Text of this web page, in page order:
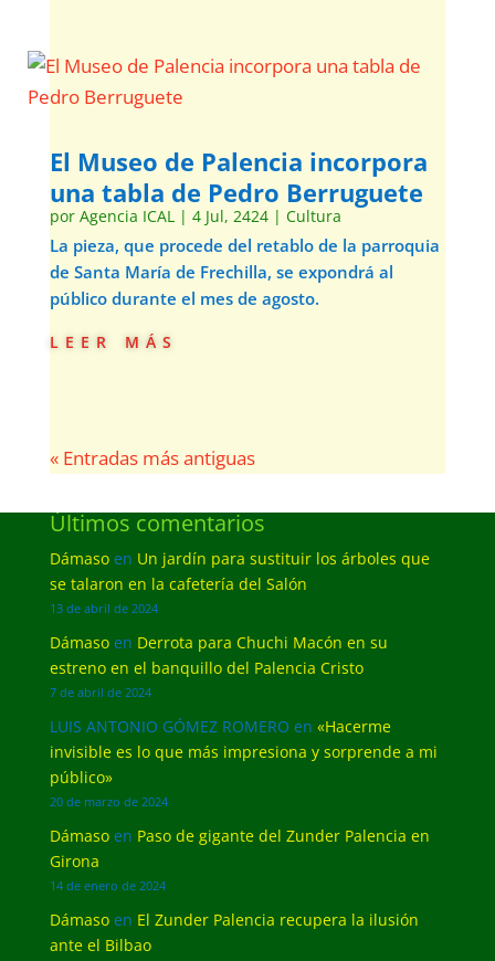
El Museo de Palencia incorpora
una tabla de Pedro Berruguete
por Agencia ICAL| 4 Jul, 2424| Cultura
La pieza, que procede del retablo de la parroquia
de Santa María de Frechilla, se expondrá al
público durante el mes de agosto.
leer más
« Entradas más antiguas
Últimos comentarios
Dámasoen Un jardín para sustituir los árboles que
se talaron en la cafetería del Salón
13 de abril de 2024
Dámasoen Derrota para Chuchi Macón en su
estreno en el banquillo del Palencia Cristo
7 de abril de 2024
LUIS ANTONIO GÓMEZ ROMERO en «Hacerme
invisible es lo que más impresiona y sorprende a mi
público»
20 de marzo de 2024
Dámasoen Paso de gigante del Zunder Palencia en
Girona
14 de enero de 2024
Dámasoen El Zunder Palencia recupera la ilusión
ante el Bilbao